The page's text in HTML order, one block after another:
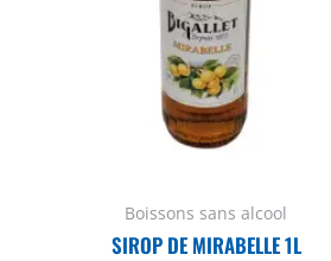
Boissons sans alcool
SIROP DE MIRABELLE 1L